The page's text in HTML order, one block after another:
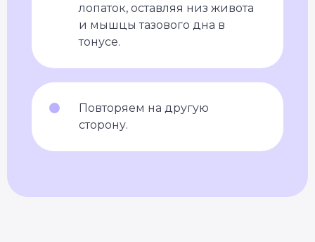
лопаток, оставляя низ живота
и мышцы тазового дна в
тонусе.
Повторяем на другую
сторону.